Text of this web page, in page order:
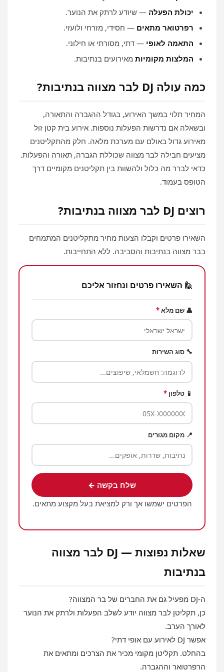
יכולת הפעלה — שיודע לרתק את הנוער.
רפרטואר מתאים — חסידי, מזרחי ולועזי.
התאמה לאופי — דתי, מסורתי או חילוני.
המלצות מקומיות מאירועים בנתיבות.
כמה עולה DJ לבר מצווה בנתיבות?
המחיר תלוי במשך האירוע, בגודל ההגברה והתאורה,
ובשאלה אם נדרשות הפעלות נוספות. אירוע בית קטן זול
מאירוע גדול באולם עם מערכת מלאה. חלק מהתקליטנים
מציעים חבילה לבר מצווה שכוללת הגברה, תאורה והפעלות.
כדאי לברר מה כלול ולהשוות בין תקליטנים מקומיים דרך
הטופס בעמוד.
רוצים DJ לבר מצווה בנתיבות?
השאירו פרטים וקבלו הצעות מחיר מתקליטנים המתמחים
בבר מצווה בנתיבות והסביבה. ללא התחייבות.
🙋 השאירו פרטים ונחזור אליכם
👤 שם מלא*
🔧 סוג השירות
📱 טלפון *
📍 מקום מגורים
שלח בקשה ←
הפרטים ישמשו אך ורק למציאת בעל מקצוע מתאים.
שאלות נפוצות — DJ לבר מצווה
בנתיבות
ה‑DJ מפעיל גם את החברים של בר המצווה?
כן, תקליטן לבר מצווה יודע לשלב הפעלות ולרתק את הנוער
לאורך הערב.
אפשר DJ לאירוע עם אופי דתי?
בהחלט. תקליטן מקומי מכיר את הצרכים ומתאים את
הרפרטואר וההגברה.